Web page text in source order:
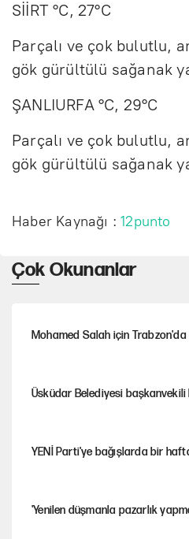
SİİRT °C, 27°C
Parçalı ve çok bulutlu,
gök gürültülü sağanak
ŞANLIURFA °C, 29°C
Parçalı ve çok bulutlu,
gök gürültülü sağanak
Haber Kaynağı :12punto
Çok Okunanlar
Mohamed Salah için Trabzon'da
Üsküdar Belediyesi başkanvekili
YENİ Parti'ye bağışlarda bir
'Yenilen düşmanla pazarlık